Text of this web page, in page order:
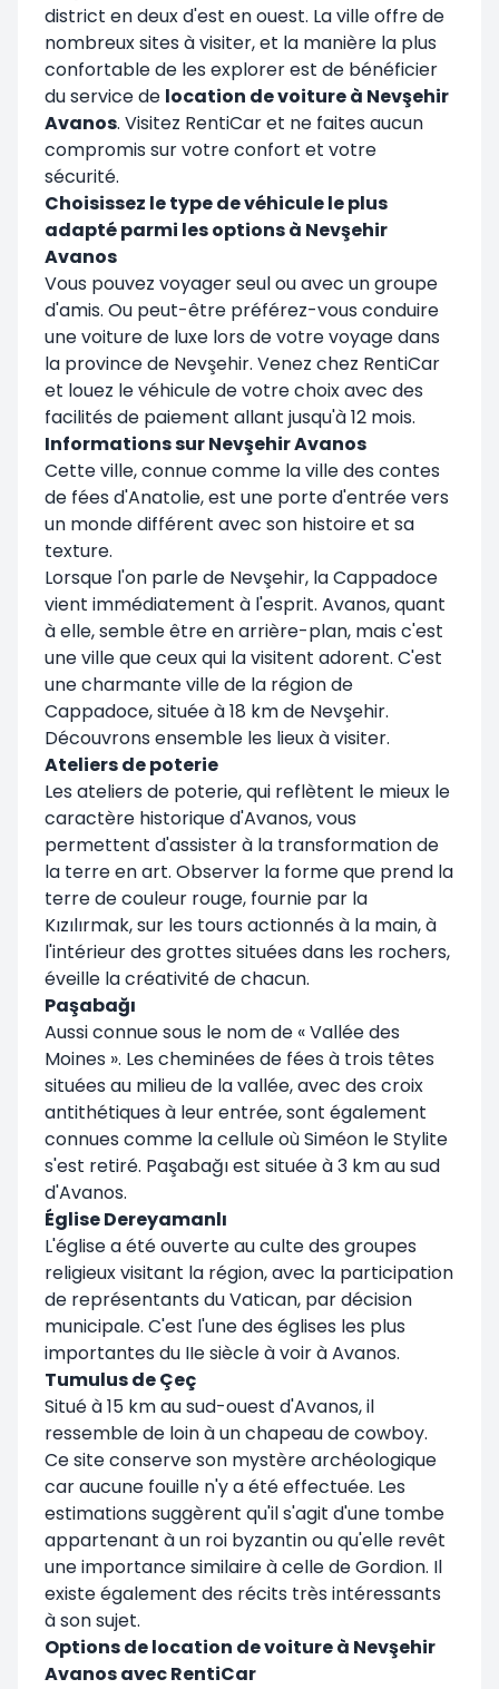
district en deux d'est en ouest. La ville offre de
nombreux sites à visiter, et la manière la plus
confortable de les explorer est de bénéficier
du service de location de voiture à Nevşehir
Avanos. Visitez RentiCar et ne faites aucun
compromis sur votre confort et votre
sécurité.
Choisissez le type de véhicule le plus
adapté parmi les options à Nevşehir
Avanos
Vous pouvez voyager seul ou avec un groupe
d'amis. Ou peut-être préférez-vous conduire
une voiture de luxe lors de votre voyage dans
la province de Nevşehir. Venez chez RentiCar
et louez le véhicule de votre choix avec des
facilités de paiement allant jusqu'à 12 mois.
Informations sur Nevşehir Avanos
Cette ville, connue comme la ville des contes
de fées d'Anatolie, est une porte d'entrée vers
un monde différent avec son histoire et sa
texture.
Lorsque l'on parle de Nevşehir, la Cappadoce
vient immédiatement à l'esprit. Avanos, quant
à elle, semble être en arrière-plan, mais c'est
une ville que ceux qui la visitent adorent. C'est
une charmante ville de la région de
Cappadoce, située à 18 km de Nevşehir.
Découvrons ensemble les lieux à visiter.
Ateliers de poterie
Les ateliers de poterie, qui reflètent le mieux le
caractère historique d'Avanos, vous
permettent d'assister à la transformation de
la terre en art. Observer la forme que prend la
terre de couleur rouge, fournie par la
Kızılırmak, sur les tours actionnés à la main, à
l'intérieur des grottes situées dans les rochers,
éveille la créativité de chacun.
Paşabağı
Aussi connue sous le nom de « Vallée des
Moines ». Les cheminées de fées à trois têtes
situées au milieu de la vallée, avec des croix
antithétiques à leur entrée, sont également
connues comme la cellule où Siméon le Stylite
s'est retiré. Paşabağı est située à 3 km au sud
d'Avanos.
Église Dereyamanlı
L'église a été ouverte au culte des groupes
religieux visitant la région, avec la participation
de représentants du Vatican, par décision
municipale. C'est l'une des églises les plus
importantes du IIe siècle à voir à Avanos.
Tumulus de Çeç
Situé à 15 km au sud-ouest d'Avanos, il
ressemble de loin à un chapeau de cowboy.
Ce site conserve son mystère archéologique
car aucune fouille n'y a été effectuée. Les
estimations suggèrent qu'il s'agit d'une tombe
appartenant à un roi byzantin ou qu'elle revêt
une importance similaire à celle de Gordion. Il
existe également des récits très intéressants
à son sujet.
Options de location de voiture à Nevşehir
Avanos avec RentiCar